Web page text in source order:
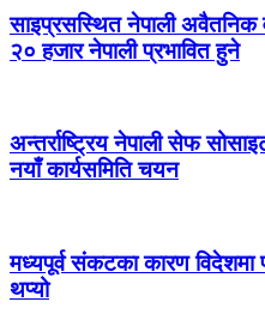
साइप्रसस्थित नेपाली अवैतनिक
२० हजार नेपाली प्रभावित हुने
अन्तर्राष्ट्रिय नेपाली सेफ
नयाँ कार्यसमिति चयन
मध्यपूर्व संकटका कारण
थप्यो